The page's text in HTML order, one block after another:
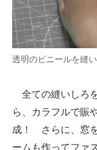
透明のビニールを縫
全ての縫いしろ
ら、カラフルで賑
成！ さらに、窓
ームも作ってファ